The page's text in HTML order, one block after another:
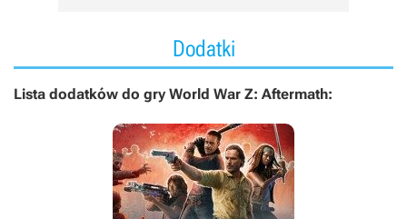
Dodatki
Lista dodatków do gry World War Z: Aftermath: